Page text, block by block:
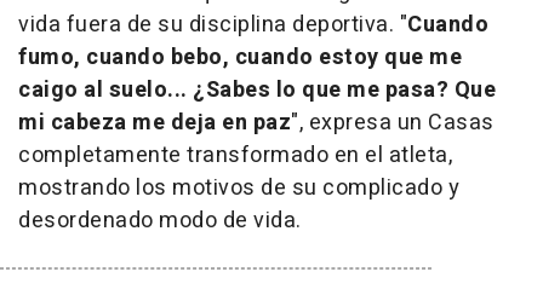
vida fuera de su disciplina deportiva. "Cuando
fumo, cuando bebo, cuando estoy que me
caigo al suelo... ¿Sabes lo que me pasa? Que
mi cabeza me deja en paz", expresa un Casas
completamente transformado en el atleta,
mostrando los motivos de su complicado y
desordenado modo de vida.